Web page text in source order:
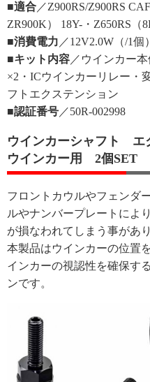
■適合 ／Z900RS/Z900RS
ZR900K） 18Y-・Z650RS（
■消費電力 ／12V2.0W（/1個）
■キット内容 ／ウインカー
×2・ICウインカーリレー・
フトエクステンション
■認証番号 ／50R-002998
ウインカーシャフト
ウインカー用 2個SET
フロントカウルやフェンダ
ルやナンバープレートによ
が損なわれてしまう事があり
本製品はウインカーの位置
インカーの視認性を確保す
ンです。